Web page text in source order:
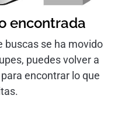
encontrada
buscas se ha movido
puedes volver a
encontrar lo que